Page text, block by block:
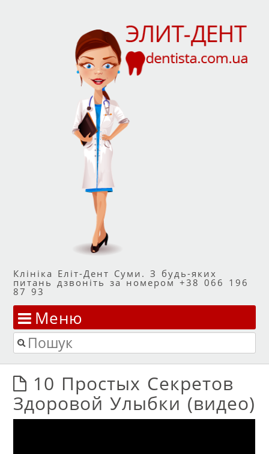
Клініка Еліт-Дент Суми. З будь-яких
питань дзвоніть за номером +38 066 196
87 93
Меню
Перейти до змісту
Пошук
10 Простых Секретов
Здоровой Улыбки (видео)